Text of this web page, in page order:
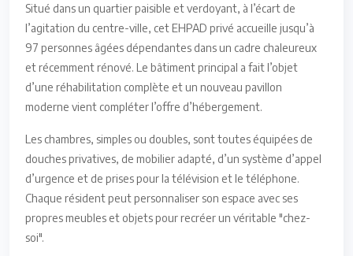
Situé dans un quartier paisible et verdoyant, à l’écart de
l’agitation du centre-ville, cet EHPAD privé accueille jusqu’à
97 personnes âgées dépendantes dans un cadre chaleureux
et récemment rénové. Le bâtiment principal a fait l’objet
d’une réhabilitation complète et un nouveau pavillon
moderne vient compléter l’offre d’hébergement.
Les chambres, simples ou doubles, sont toutes équipées de
douches privatives, de mobilier adapté, d’un système d’appel
d’urgence et de prises pour la télévision et le téléphone.
Chaque résident peut personnaliser son espace avec ses
propres meubles et objets pour recréer un véritable "chez-
soi".